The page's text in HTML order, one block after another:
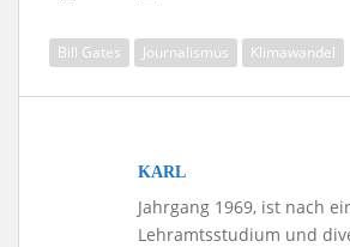
Bill Gates Journalismus Klimawandel
KARL
Jahrgang 1969, ist nach
Lehramtsstudium und